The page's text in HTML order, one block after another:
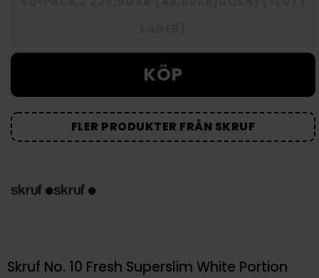
KÖP
FLER PRODUKTER FRÅN SKRUF
Skruf No. 10 Fresh Superslim White Portion